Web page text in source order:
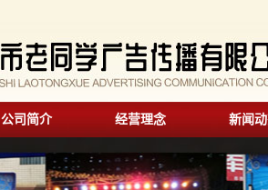
公司简介 经营理念 新闻